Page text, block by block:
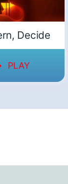
Decide
PLAY